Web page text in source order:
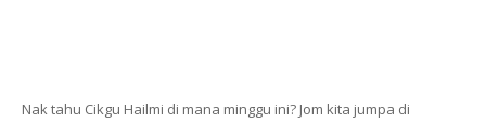
Nak tahu Cikgu Hailmi di mana minggu ini? Jom kita jumpa di